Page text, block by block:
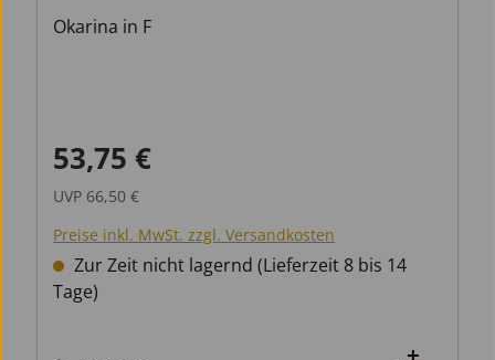
Okarina in F
Verkaufspreis:
53,75 €
UVP 66,50 €
Preise inkl. MwSt. zzgl. Versandkosten
Zur Zeit nicht lagernd (Lieferzeit 8 bis 14
Tage)